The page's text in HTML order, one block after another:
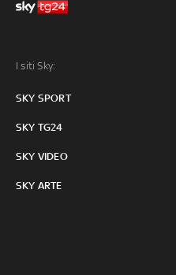
I siti Sky:
SKY SPORT
SKY TG24
SKY VIDEO
SKY ARTE